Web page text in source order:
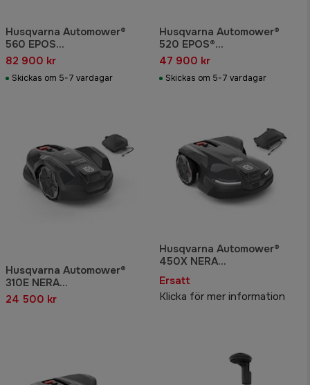
Husqvarna Automower®
560 EPOS
Robotgräsklippare
82 900 kr
Skickas om 5-7 vardagar
Husqvarna Automower®
520 EPOS®
Robotgräsklippare
47 900 kr
Skickas om 5-7 vardagar
Husqvarna Automower®
310E NERA
Robotgräsklippare med
24 500 kr
Husqvarna Automower®
450X NERA
Robotgräsklippare med
slinglös teknik
Ersatt
Klicka för mer information